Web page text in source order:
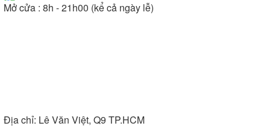
Mở cửa : 8h - 21h00 (kể cả ngày lễ)
Địa chỉ: Lê Văn Việt, Q9 TP.HCM